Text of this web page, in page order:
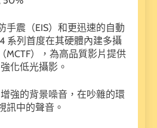
手震（EIS）和更迅速的自動
系列首度在其硬體內建多攝
MCTF），為高品質影片提供
化低光攝影。
強的背景噪音，在吵雜的環
訊中的聲音。